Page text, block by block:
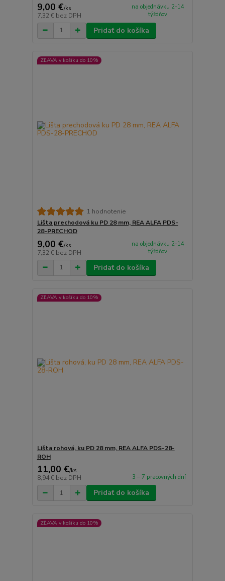
9,00 €/ks
7,32 € bez DPH
na objednávku 2-14
týždňov
Pridať do košíka
ZĽAVA v košíku do 10%
1 hodnotenie
Lišta prechodová ku PD 28 mm, REA ALFA PDS-
28-PRECHOD
9,00 €/ks
7,32 € bez DPH
na objednávku 2-14
týždňov
Pridať do košíka
ZĽAVA v košíku do 10%
Lišta rohová, ku PD 28 mm, REA ALFA PDS-28-
ROH
11,00 €/ks
8,94 € bez DPH 3 – 7 pracovných dní
Pridať do košíka
ZĽAVA v košíku do 10%